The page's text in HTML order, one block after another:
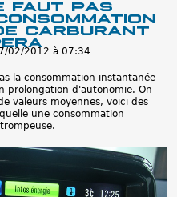
faut pas
carburant
02/2012 à 07:34
la consommation instantanée
prolongation d'autonomie. On
valeurs moyennes, voici des
une consommation